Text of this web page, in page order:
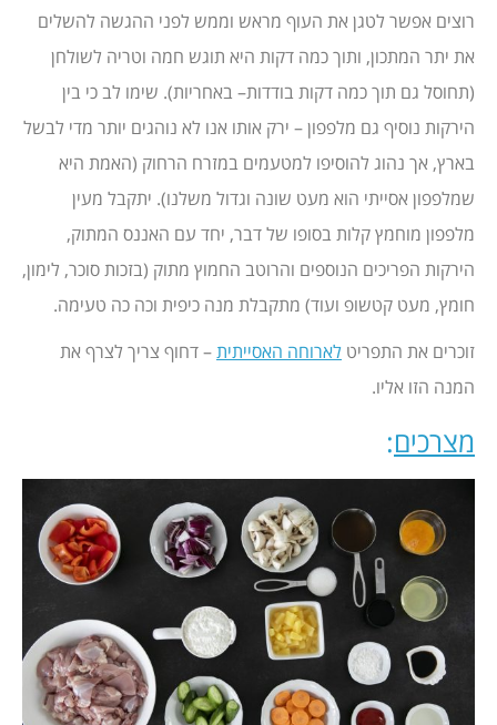
רוצים אפשר לטגן את העוף מראש וממש לפני ההגשה להשלים
את יתר המתכון, ותוך כמה דקות היא תוגש חמה וטריה לשולחן
(תחוסל גם תוך כמה דקות בודדות– באחריות). שימו לב כי בין
הירקות נוסיף גם מלפפון – ירק אותו אנו לא נוהגים יותר מדי לבשל
בארץ, אך נהוג להוסיפו למטעמים במזרח הרחוק (האמת היא
שמלפפון אסייתי הוא מעט שונה וגדול משלנו). יתקבל מעין
מלפפון מוחמץ קלות בסופו של דבר, יחד עם האננס המתוק,
הירקות הפריכים הנוספים והרוטב החמוץ מתוק (בזכות סוכר, לימון,
חומץ, מעט קטשופ ועוד) מתקבלת מנה כיפית וכה כה טעימה.
זוכרים את התפריט לארוחה האסייתית– דחוף צריך לצרף את
המנה הזו אליו.
מצרכים: